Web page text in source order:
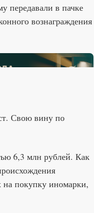
передавали в пачке
вознаграждения
Свою вину по
6,3 млн рублей. Как
на покупку иномарки,